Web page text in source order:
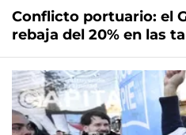
Conflicto portuario: el
rebaja del 20% en las